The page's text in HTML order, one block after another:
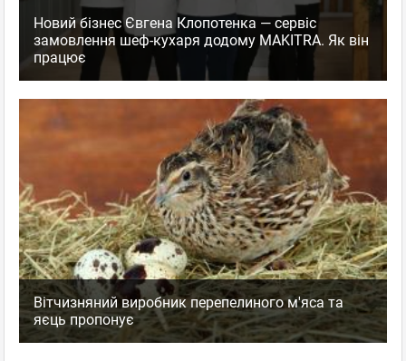
Новий бізнес Євгена Клопотенка — сервіс
замовлення шеф-кухаря додому MAKITRA. Як він
працює
Вітчизняний виробник перепелиного м'яса та
яєць пропонує